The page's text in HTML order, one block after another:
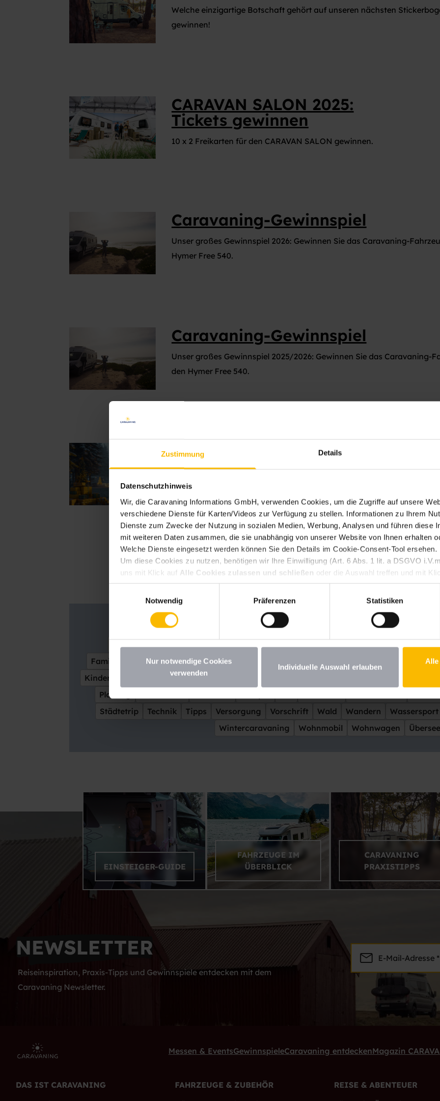
Zustimmung Details
Datenschutzhinweis
Wir, die Caravaning Informations GmbH, verwenden Cookies, um die Zugriffe auf unsere
verschiedene Dienste für Karten/Videos zur Verfügung zu stellen. Informationen zu Ihrem
Dienste zum Zwecke der Nutzung in sozialen Medien, Werbung, Analysen und führen diese
mit weiteren Daten zusammen, die sie unabhängig von unserer Website von Ihnen erhalten
Welche Dienste eingesetzt werden können Sie den Details im Cookie-Consent-Tool ersehen.
Um diese Cookies zu nutzen, benötigen wir Ihre Einwilligung (Art. 6 Abs. 1 lit. a DSGVO
uns mit Klick auf Alle Cookies zulassen und schließen oder die Auswahl treffen und mit
erlaubenerteilen. Sie können Ihre erteilte Einwilligung jederzeit für die Zukunft widerrufen.
deaktivieren Sie diesen Dienst. Wenn Sie unter 16 Jahre alt sind und Ihre Zustimmung zu
möchten, müssen Sie Ihre Erziehungsberechtigten um Erlaubnis bitten. Weitere
Datenschutzhinweisen
Notwendig
Präferenzen Statistiken
Nur notwendige Cookies
verwenden
Individuelle Auswahl erlauben
VIELFALT CARAVANING MAGAZIN CARAVANING WELT
Welche einzigartige Botschaft gehört auf unseren nächsten
gewinnen!
CARAVAN SALON 2025:
Tickets gewinnen
10 x 2 Freikarten für den CARAVAN SALON gewinnen.
Caravaning-Gewinnspiel
Unser großes Gewinnspiel 2026: Gewinnen Sie das Caravaning-
Hymer Free 540.
Caravaning-Gewinnspiel
Unser großes Gewinnspiel 2025/2026: Gewinnen Sie das Caravaning-
den Hymer Free 540.
Das große Adventsgewinnspiel
Alle Jahre wieder... gibt es bei uns tolle Aktionen in der
Wochenende echte Caravaning-Lieblinge.
Weitere Themen
Abenteuer Anschaffung Austausch Bauernhof
Caravaning erleben
Caravaning-Fahrzeuge Deutschland Erholung Europa
Familienfreundlich
Fluss Frankreich Insel
Kinder
Kultur Lesestoff
Planung
Städtetrip
Technik Tipps Versorgung Vorschrift Wald Wandern Wassersport
Wintercaravaning
Wohnmobil Wohnwagen Übersee
EINSTEIGER-GUIDE
FAHRZEUGE IM
ÜBERBLICK
CARAVANING
PRAXISTIPPS
NEWSLETTER
Reiseinspiration, Praxis-Tipps und Gewinnspiele entdecken mit dem
Caravaning Newsletter.
E-Mail-Adresse *
Messen & EventsGewinnspieleCaravaning entdeckenMagazin
DAS IST CARAVANING
FAHRZEUGE & ZUBEHÖR
REISE & ABENTEUER